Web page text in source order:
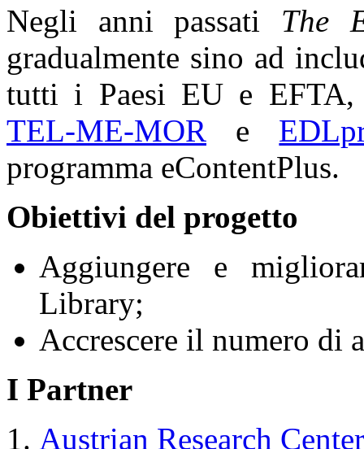
Negli anni passati The
gradualmente sino ad
tutti i Paesi EU e EFTA,
TEL-ME-MOR e
programma eContentPlus.
Obiettivi del progetto
Aggiungere e
Library;
Accrescere il numero di
I Partner
Austrian Research